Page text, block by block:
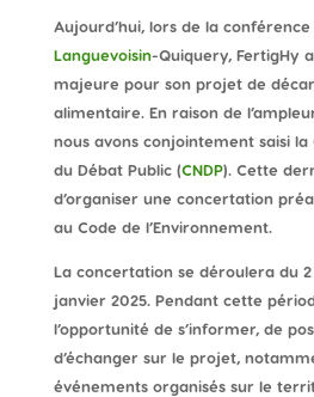
Aujourd’hui, lors de la
Languevoisin-Quiquery, FertigHy
majeure pour son projet de
alimentaire. En raison de
nous avons conjointement saisi la
du Débat Public (CNDP). Cette
d’organiser une concertation
au Code de l’Environnement.
La concertation se déroulera du
janvier 2025. Pendant cette
l’opportunité de s’informer, de
d’échanger sur le projet,
événements organisés sur le